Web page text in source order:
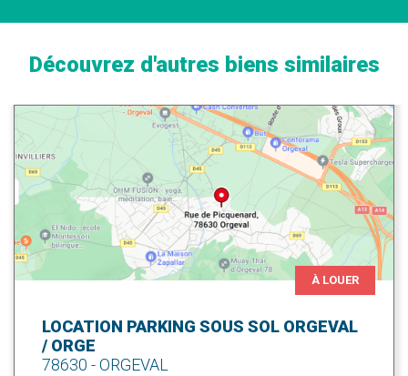
Découvrez d'autres biens similaires
À LOUER
LOCATION PARKING SOUS SOL ORGEVAL
/ ORGE
78630 - ORGEVAL